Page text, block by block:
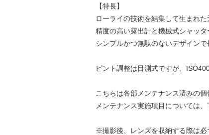
【特長】
ローライの技術を結集して生まれ
精度の高い露出計と機械式シャッ
シンプルかつ無駄のないデザイン
ピント調整は目測式ですが、
こちらは各部メンテナンス済みの個
メンテナンス実施項目については
※撮影後、レンズを収納する際は必